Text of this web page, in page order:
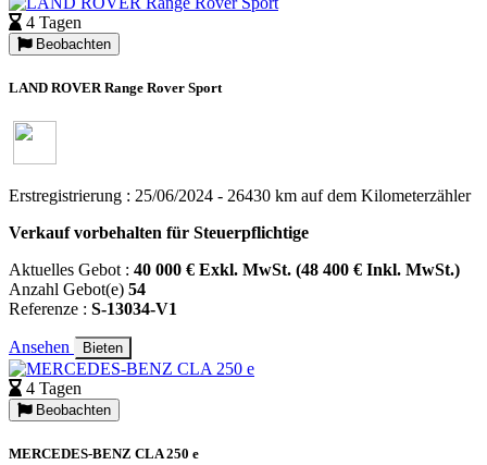
4 Tagen
Beobachten
LAND ROVER Range Rover Sport
Erstregistrierung : 25/06/2024 - 26430 km auf dem Kilometerzähler
Verkauf vorbehalten für Steuerpflichtige
Aktuelles Gebot : 40 000 € Exkl. MwSt. (48 400 € Inkl. MwSt.)
Anzahl Gebot(e) 54
Referenze : S-13034-V1
Ansehen Bieten
4 Tagen
Beobachten
MERCEDES-BENZ CLA 250 e